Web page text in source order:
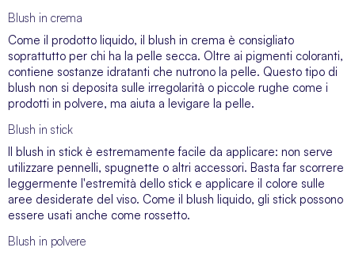
Blush in crema
Come il prodotto liquido, il blush in crema è consigliato
soprattutto per chi ha la pelle secca. Oltre ai pigmenti coloranti,
contiene sostanze idratanti che nutrono la pelle. Questo tipo di
blush non si deposita sulle irregolarità o piccole rughe come i
prodotti in polvere, ma aiuta a levigare la pelle.
Blush in stick
Il blush in stick è estremamente facile da applicare: non serve
utilizzare pennelli, spugnette o altri accessori. Basta far scorrere
leggermente l'estremità dello stick e applicare il colore sulle
aree desiderate del viso. Come il blush liquido, gli stick possono
essere usati anche come rossetto.
Blush in polvere